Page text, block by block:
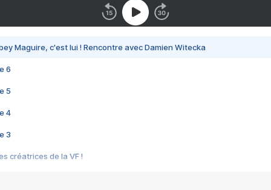
Maguire, c'est lui ! Rencontre avec Damien Witecka
6
5
4
3
créatrices de la VF !